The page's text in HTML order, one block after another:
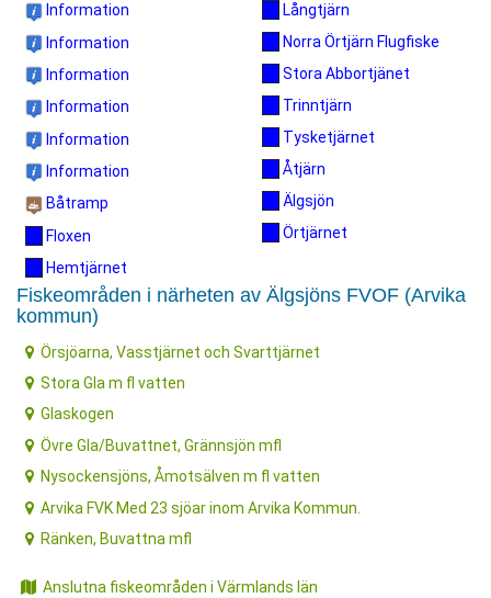
Information
Information
Information
Information
Information
Information
Båtramp
Floxen
Hemtjärnet
Långtjärn
Norra Örtjärn Flugfiske
Stora Abbortjänet
Trinntjärn
Tysketjärnet
Åtjärn
Älgsjön
Örtjärnet
Fiskeområden i närheten av Älgsjöns FVOF (Arvika
kommun)
Örsjöarna, Vasstjärnet och Svarttjärnet
Stora Gla m fl vatten
Glaskogen
Övre Gla/Buvattnet, Grännsjön mfl
Nysockensjöns, Åmotsälven m fl vatten
Arvika FVK Med 23 sjöar inom Arvika Kommun.
Ränken, Buvattna mfl
Anslutna fiskeområden i Värmlands län